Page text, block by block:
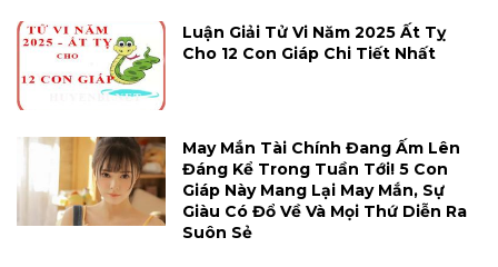
Luận Giải Tử Vi Năm 2025 Ất Tỵ
Cho 12 Con Giáp Chi Tiết Nhất
May Mắn Tài Chính Đang Ấm Lên
Đáng Kể Trong Tuần Tới! 5 Con
Giáp Này Mang Lại May Mắn, Sự
Giàu Có Đổ Về Và Mọi Thứ Diễn Ra
Suôn Sẻ